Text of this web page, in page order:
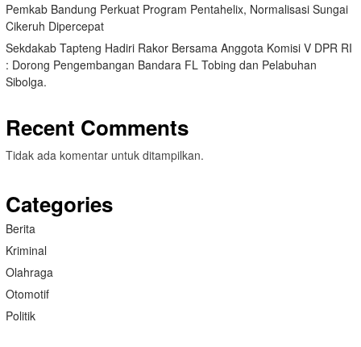
Pemkab Bandung Perkuat Program Pentahelix, Normalisasi Sungai
Cikeruh Dipercepat
Sekdakab Tapteng Hadiri Rakor Bersama Anggota Komisi V DPR RI
: Dorong Pengembangan Bandara FL Tobing dan Pelabuhan
Sibolga.
Recent Comments
Tidak ada komentar untuk ditampilkan.
Categories
Berita
Kriminal
Olahraga
Otomotif
Politik